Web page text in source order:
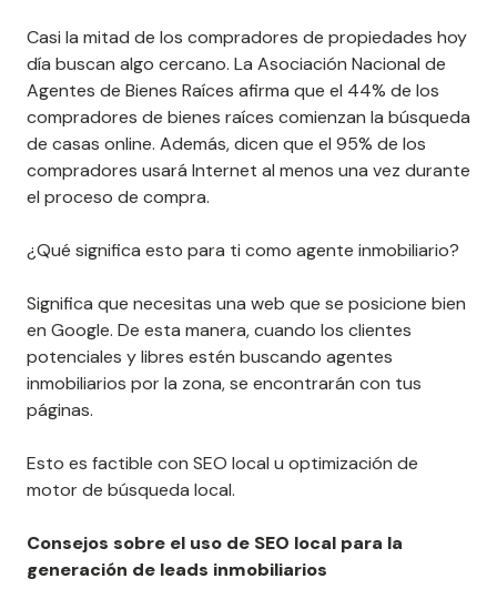
Casi la mitad de los compradores de propiedades hoy
día buscan algo cercano. La Asociación Nacional de
Agentes de Bienes Raíces afirma que el 44% de los
compradores de bienes raíces comienzan la búsqueda
de casas online. Además, dicen que el 95% de los
compradores usará Internet al menos una vez durante
el proceso de compra.
¿Qué significa esto para ti como agente inmobiliario?
Significa que necesitas una web que se posicione bien
en Google. De esta manera, cuando los clientes
potenciales y libres estén buscando agentes
inmobiliarios por la zona, se encontrarán con tus
páginas.
Esto es factible con SEO local u optimización de
motor de búsqueda local.
Consejos sobre el uso de SEO local para la
generación de leads inmobiliarios